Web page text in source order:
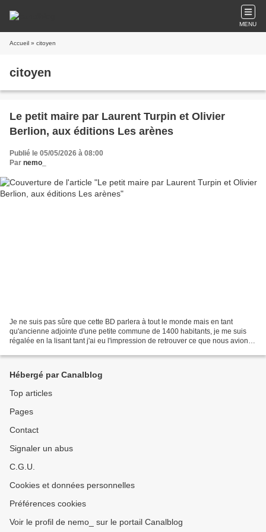
MENU
Accueil » citoyen
citoyen
Le petit maire par Laurent Turpin et Olivier
Berlion, aux éditions Les arènes
Publié le 05/05/2026 à 08:00
Par nemo_
Je ne suis pas sûre que cette BD parlera à tout le monde mais en tant
qu'ancienne adjointe d'une petite commune de 1400 habitants, je me suis
régalée en la lisant tant j'ai eu l'impression de retrouver ce que nous avions
Hébergé par Canalblog
Top articles
Pages
Contact
Signaler un abus
C.G.U.
Cookies et données personnelles
Préférences cookies
Voir le profil de nemo_ sur le portail Canalblog